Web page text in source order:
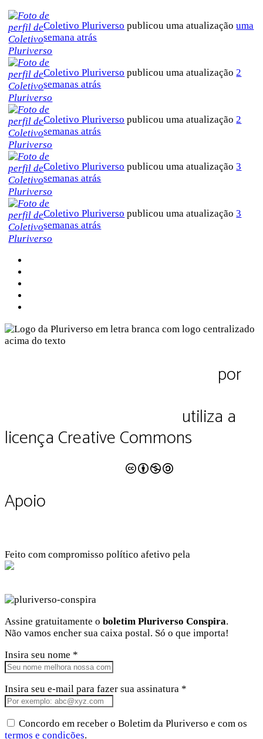
Coletivo Pluriverso publicou uma atualizaçãouma
semana atrás
Coletivo Pluriverso publicou uma atualização2
semanas atrás
Coletivo Pluriverso publicou uma atualização2
semanas atrás
Coletivo Pluriverso publicou uma atualização3
semanas atrás
Coletivo Pluriverso publicou uma atualização3
semanas atrás
por
utiliza a
licença Creative Commons
Apoio
Feito com compromisso político afetivo pela
Assine gratuitamente o boletim Pluriverso Conspira.
Não vamos encher sua caixa postal. Só o que importa!
Insira seu nome *
Insira seu e-mail para fazer sua assinatura *
Concordo em receber o Boletim da Pluriverso e com os
termos e condições.